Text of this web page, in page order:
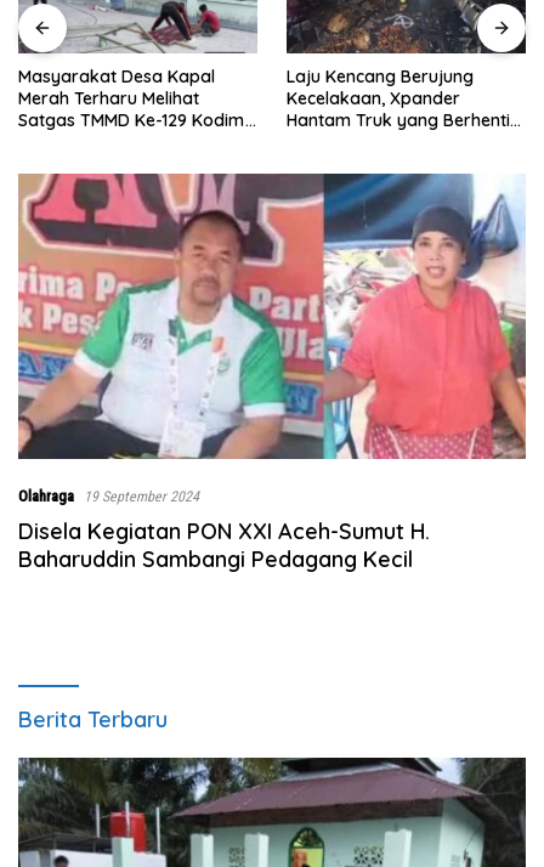
Laju Kencang Berujung
Kecelakaan, Xpander
Hantam Truk yang Berhenti
Kurang dari 1×24 Jam, Polsek
Lima Puluh Ringkus Pelaku
Curas
Olahraga 19 September 2024
Disela Kegiatan PON XXI Aceh-Sumut H.
Baharuddin Sambangi Pedagang Kecil
Berita Terbaru